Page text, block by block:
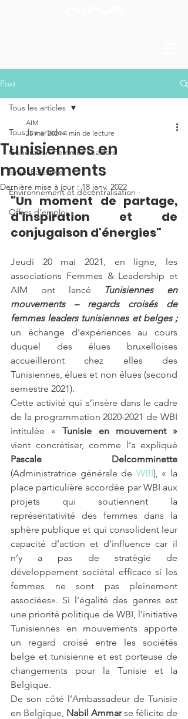
Post
Tous les articles
Génération Femmes Leaders
Israël Palestine
Environnement et décentralisation -
Offres d'emploi
Tous les articles
Tunisiennes en
mouvements
AIM
25 mai 2021 4 min de lecture
Dernière mise à jour :18 janv. 2022
"Un moment de partage,
d'inspiration et de
conjugaison d'énergies"
Jeudi 20 mai 2021, en ligne, les
associations Femmes & Leadership et
AIM ont lancé Tunisiennes en
mouvements – regards croisés de
femmes leaders tunisiennes et belges ;
un échange d’expériences au cours
duquel des élues bruxelloises
accueilleront chez elles des
Tunisiennes, élues et non élues (second
semestre 2021).
Cette activité qui s’insère dans le cadre
de la programmation 2020-2021 de WBI
intitulée «
Pascale Delcomminette
(Administratrice générale de WBI), « la
place particulière accordée par WBI aux
projets qui soutiennent la
représentativité des femmes dans la
sphère publique et qui consolident leur
capacité d’action et d’influence car il
n’y a pas de stratégie de
développement sociétal efficace si les
femmes ne sont pas pleinement
associées». Si l’égalité des genres est
une priorité politique de WBI, l’initiative
Tunisiennes en mouvements apporte
un regard croisé entre les sociétés
belge et tunisienne et est porteuse de
changements pour la Tunisie et la
Belgique.
De son côté l’Ambassadeur de Tunisie
en Belgique, Nabil Ammar se félicite de